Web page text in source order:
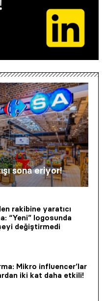
sona eriyor!
rakibine yaratıcı
“Yeni” logosunda
değiştirmedi
Mikro influencer’lar
iki kat daha etkili!